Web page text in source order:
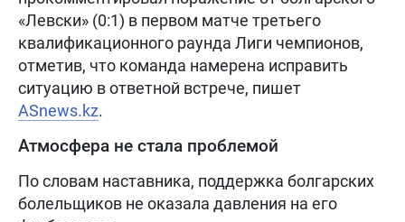
«Левски» (0:1) в первом матче третьего
квалификационного раунда Лиги чемпионов,
отметив, что команда намерена исправить
ситуацию в ответной встрече, пишет
ASnews.kz.
Атмосфера не стала проблемой
По словам наставника, поддержка болгарских
болельщиков не оказала давления на его